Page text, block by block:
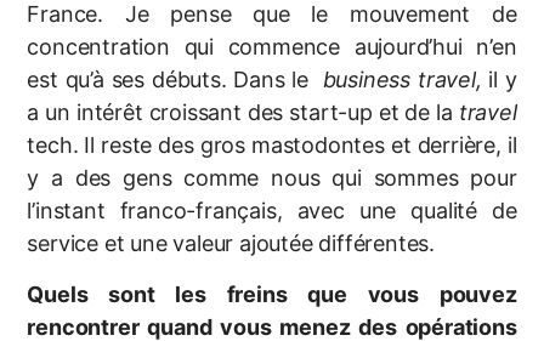
France. Je pense que le mouvement de
concentration qui commence aujourd’hui n’en
est qu’à ses débuts. Dans le business travel, il y
a un intérêt croissant des start-up et de la travel
tech. Il reste des gros mastodontes et derrière, il
y a des gens comme nous qui sommes pour
l’instant franco-français, avec une qualité de
service et une valeur ajoutée différentes.
Quels sont les freins que vous pouvez
rencontrer quand vous menez des opérations